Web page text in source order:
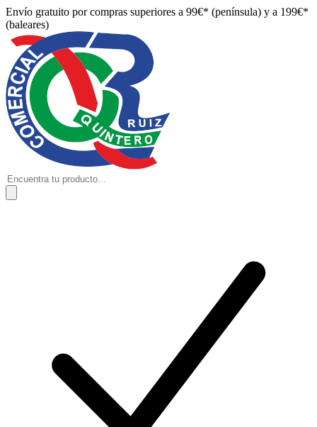
Envío gratuito por compras superiores a 99€* (península) y a 199€*
(baleares)